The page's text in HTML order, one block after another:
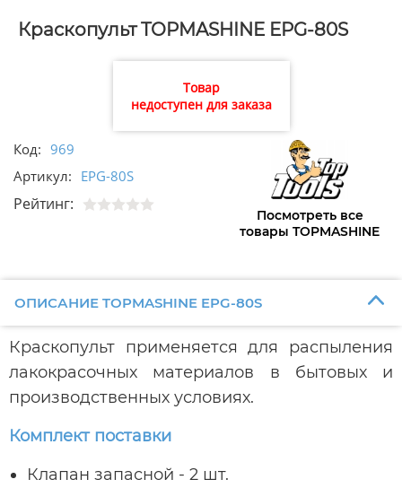
Краскопульт TOPMASHINE EPG-80S
Товар
недоступен для заказа
Код: 969
Артикул: EPG-80S
Рейтинг:
Посмотреть все
товары TOPMASHINE
ОПИСАНИЕ TOPMASHINE EPG-80S
Краскопульт применяется для распыления
лакокрасочных материалов в бытовых и
производственных условиях.
Комплект поставки
Клапан запасной - 2 шт.